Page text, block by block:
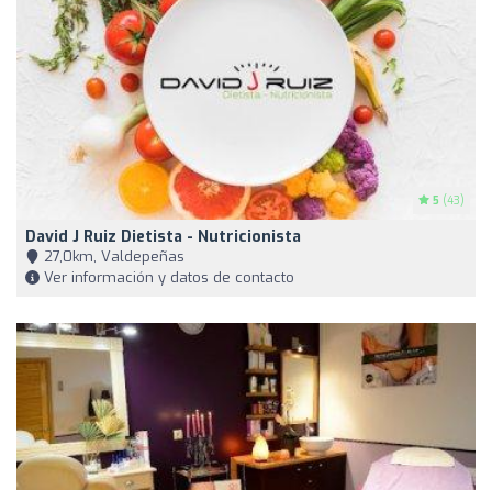
5 (43)
David J Ruiz Dietista - Nutricionista
27,0km, Valdepeñas
Ver información y datos de contacto